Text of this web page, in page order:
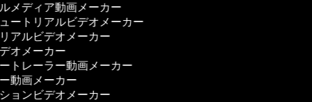
ルメディア動画メーカー
ュートリアルビデオメーカー
リアルビデオメーカー
オメーカー
ートレーラー動画メーカー
動画メーカー
ションビデオメーカー